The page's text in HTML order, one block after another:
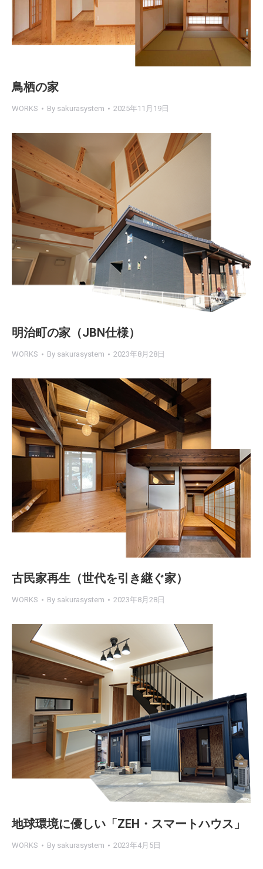
鳥栖の家
WORKS By sakurasystem 2025年11月19日
明治町の家（JBN仕様）
WORKS By sakurasystem 2023年8月28日
古民家再生（世代を引き継ぐ家）
WORKS By sakurasystem 2023年8月28日
地球環境に優しい「ZEH・スマートハウス」
WORKS By sakurasystem 2023年4月5日